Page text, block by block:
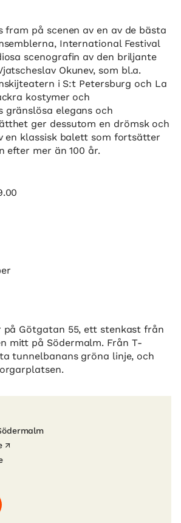
fram på scenen av en av de bästa
International Festival
scenografin av den briljante
Okunev, som bl.a.
i S:t Petersburg och La
kostymer och
gränslösa elegans och
ger dessutom en drömsk och
en klassisk balett som fortsätter
efter mer än 100 år.
på Götgatan 55, ett stenkast från
mitt på Södermalm. Från T-
tunnelbanans gröna linje, och